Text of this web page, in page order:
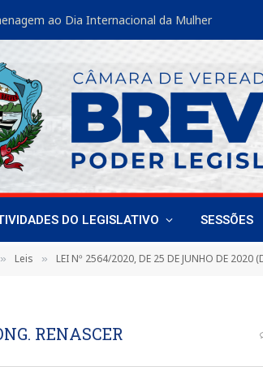
ao Dia Internacional da Mulher
DO LEGISLATIVO SESSÕES
» Leis » LEI Nº 2564/2020, DE 25 DE JUNHO DE 2020 (Declara a
RENASCER